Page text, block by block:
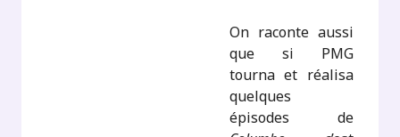
On raconte aussi
que si PMG
tourna et réalisa
quelques
épisodes de